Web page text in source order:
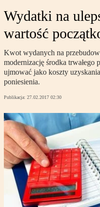
Wydatki na
wartość
Kwot wydanych na
modernizację środka trwałego
ujmować jako koszty
poniesienia.
Publikacja: 27.02.2017 02:30